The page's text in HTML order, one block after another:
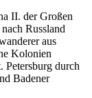
II. der Großen
Russland
aus
Kolonien
durch
Badener